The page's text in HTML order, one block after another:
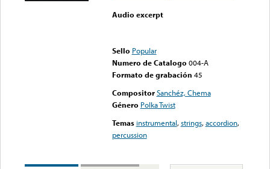
Audio excerpt
Sello Popular
Numero de Catalogo 004-A
Formato de grabación 45
Compositor Sanchéz, Chema
Género Polka Twist
Temas instrumental,strings,accordion,
percussion